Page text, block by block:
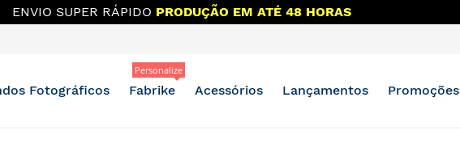
ENVIO SUPER RÁPIDO PRODUÇÃO EM ATÉ 48 HORAS
Fotográficos Fabrike
Personalize
Acessórios Lançamentos Promoções